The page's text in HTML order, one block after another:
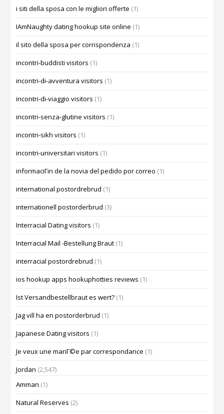
i siti della sposa con le migliori offerte (1)
IAmNaughty dating hookup site online (1)
il sito della sposa per corrispondenza (1)
incontri-buddisti visitors (1)
incontri-di-avventura visitors (1)
incontri-di-viaggio visitors (1)
incontri-senza-glutine visitors (1)
incontri-sikh visitors (1)
incontri-universitari visitors (1)
informaciГіn de la novia del pedido por correo (1)
international postordrebrud (1)
internationell postorderbrud (3)
Interracial Dating visitors (1)
Interracial Mail -Bestellung Braut (1)
interracial postordrebrud (1)
ios hookup apps hookuphotties reviews (1)
Ist Versandbestellbraut es wert? (1)
Jag vill ha en postorderbrud (1)
Japanese Dating visitors (1)
Je veux une mariГ©e par correspondance (1)
Jordan (2,547)
Amman (1)
Natural Reserves (2)